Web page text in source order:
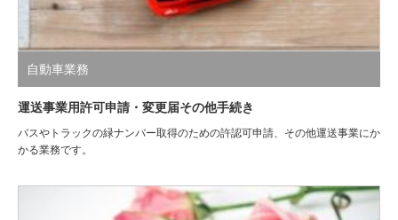
自動車業務
運送事業用許可申請・変更届その他手続き
バスやトラックの緑ナンバー取得のための許認可申請、その他運送事業にか
かる業務です。